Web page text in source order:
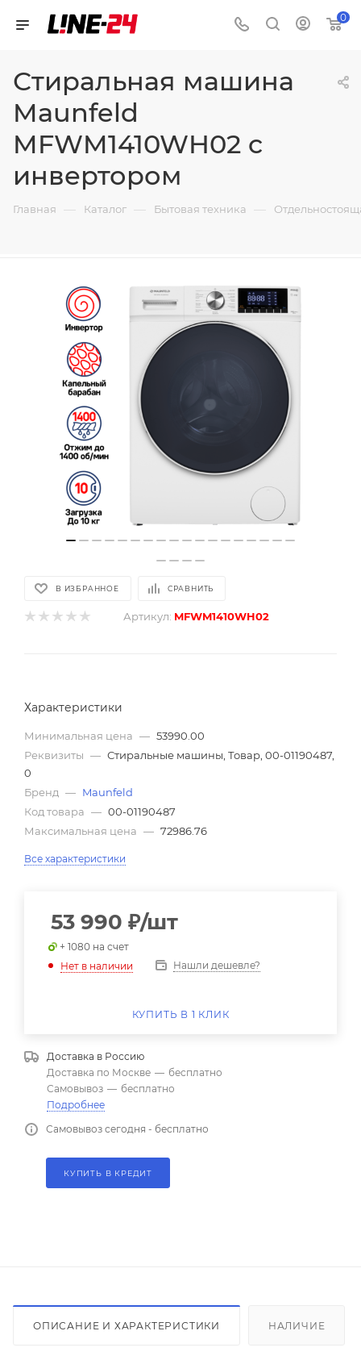
0
Стиральная машина
Maunfeld
MFWM1410WH02 c
инвертором
Главная — Каталог — Бытовая техника —
В ИЗБРАННОЕ СРАВНИТЬ
Артикул: MFWM1410WH02
Характеристики
Минимальная цена — 53990.00
Реквизиты — Стиральные машины, Товар, 00-01190487,
0
Бренд — Maunfeld
Код товара — 00-01190487
Максимальная цена — 72986.76
Все характеристики
53 990 ₽/шт
+ 1080 на счет
Нет в наличии
Нашли дешевле?
КУПИТЬ В 1 КЛИК
Доставка в Россию
Доставка по Москве — бесплатно
Самовывоз — бесплатно
Подробнее
Самовывоз сегодня - бесплатно
КУПИТЬ В КРЕДИТ
ОПИСАНИЕ И ХАРАКТЕРИСТИКИ НАЛИЧИЕ